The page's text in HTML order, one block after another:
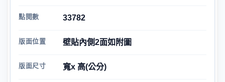
點閱數 33782
版面位置 壁貼內側2面如附圖
版面尺寸 寬x 高(公分)